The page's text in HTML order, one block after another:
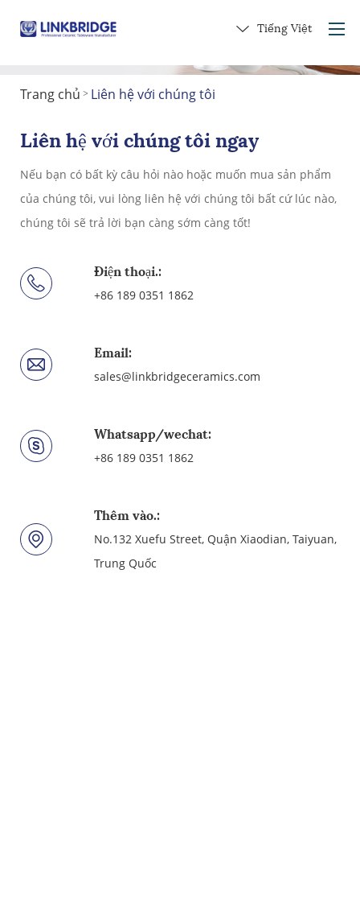
Trang chủ
Các sản phẩm
Dịch vụ
vào gốm
Tiếng Việt
Trang chủ > Liên hệ với chúng tôi
Liên hệ với chúng tôi ngay
Nếu bạn có bất kỳ câu hỏi nào hoặc muốn mua sản phẩm
của chúng tôi, vui lòng liên hệ với chúng tôi bất cứ lúc nào,
chúng tôi sẽ trả lời bạn càng sớm càng tốt!
Điện thoại.:
+86 189 0351 1862
Email:
sales@linkbridgeceramics.com
Whatsapp/wechat:
+86 189 0351 1862
Thêm vào.:
No.132 Xuefu Street, Quận Xiaodian, Taiyuan,
Trung Quốc